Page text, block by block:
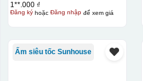
Hộp định hình
1**.000 ₫
Đăng kýhoặc Đăng nhậpđể xem giá
Ấm siêu tốc Sunhouse